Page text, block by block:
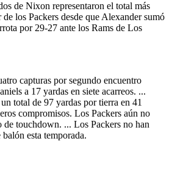
de Nixon representaron el total más
los Packers desde que Alexander sumó
por 29-27 ante los Rams de Los
capturas por segundo encuentro
a 17 yardas en siete acarreos. ...
total de 97 yardas por tierra en 41
compromisos. Los Packers aún no
de touchdown. ... Los Packers no han
esta temporada.